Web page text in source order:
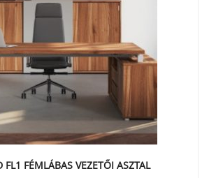
FL1 FÉMLÁBAS VEZETŐI ASZTAL